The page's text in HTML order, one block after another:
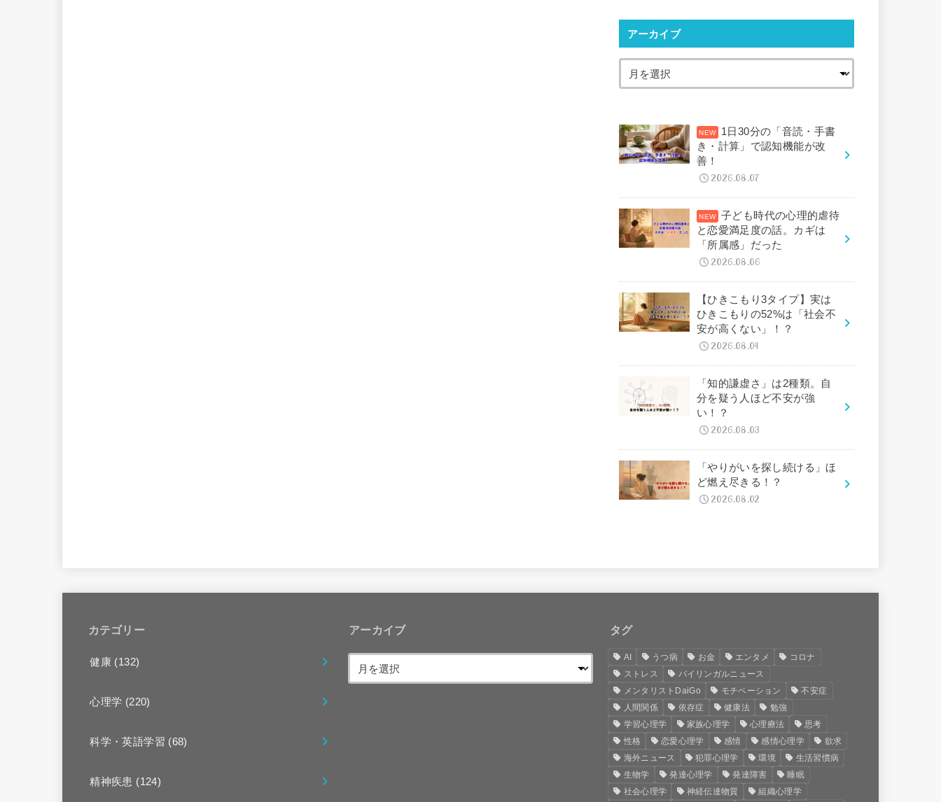
アーカイブ
1日30分の「音読・手書
き・計算」で認知機能が改
善！
2026.08.07
子ども時代の心理的虐待
と恋愛満足度の話。カギは
「所属感」だった
2026.08.06
【ひきこもり3タイプ】実は
ひきこもりの52%は「社会不
安が高くない」！？
2026.08.04
「知的謙虚さ」は2種類。自
分を疑う人ほど不安が強
い！？
2026.08.03
「やりがいを探し続ける」ほ
ど燃え尽きる！？
2026.08.02
カテゴリー
健康 (132)
心理学 (220)
科学・英語学習 (68)
精神疾患 (124)
アーカイブ タグ
AI うつ病 お金 エンタメ
コロナ
ストレス
バイリンガルニュース
メンタリストDaiGo
モチベーション
不安症
人間関係
依存症 健康法
勉強
学習心理学
家族心理学 心理療法
思考
性格
恋愛心理学 感情 感情心理学
欲求
海外ニュース
犯罪心理学 環境
生活習慣病
生物学
発達心理学 発達障害
睡眠
社会心理学
神経伝達物質 組織心理学